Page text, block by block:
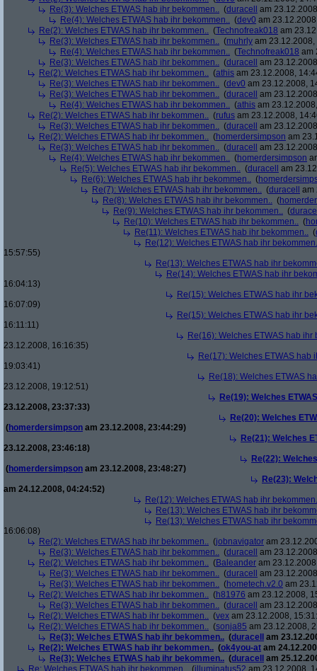
Re(3): Welches ETWAS hab ihr bekommen.. (duracell
am
Re(4): Welches ETWAS hab ihr bekommen.. (dev0 am
Re(2): Welches ETWAS hab ihr bekommen.. (Technofreak018 am
Re(3): Welches ETWAS hab ihr bekommen.. (muhrly am
Re(4): Welches ETWAS hab ihr bekommen.. (Technofreak018 am
Re(3): Welches ETWAS hab ihr bekommen.. (duracell
am
Re(2): Welches ETWAS hab ihr bekommen.. (athis am 23.12.2008,
Re(3): Welches ETWAS hab ihr bekommen.. (dev0 am 23.12.2008,
Re(3): Welches ETWAS hab ihr bekommen.. (duracell
am
Re(4): Welches ETWAS hab ihr bekommen.. (athis am
Re(2): Welches ETWAS hab ihr bekommen.. (rufus am 23.12.2008,
Re(3): Welches ETWAS hab ihr bekommen.. (duracell
am
Re(2): Welches ETWAS hab ihr bekommen.. (homerdersimpson am
Re(3): Welches ETWAS hab ihr bekommen.. (duracell
am
Re(4): Welches ETWAS hab ihr bekommen.. (homerdersimpson
Re(5): Welches ETWAS hab ihr bekommen.. (duracell
am
Re(6): Welches ETWAS hab ihr bekommen.. (
Re(7): Welches ETWAS hab ihr bekommen.. (duracell
am
Re(8): Welches ETWAS hab ihr bekommen.. (
Re(9): Welches ETWAS hab ihr bekommen.. (
Re(10): Welches ETWAS hab ihr bekommen.. (
Re(11): Welches ETWAS hab ihr bekommen.. (
Re(12): Welches ETWAS hab ihr
15:57:55)
Re(13): Welches ETWAS hab ihr
Re(14): Welches ETWAS hab ihr
16:04:13)
Re(15): Welches ETWAS hab ihr
16:07:09)
Re(15): Welches ETWAS hab ihr
16:11:11)
Re(16): Welches ETWAS hab ihr
23.12.2008, 16:16:35)
Re(17): Welches ETWAS hab
19:03:41)
Re(18): Welches ETWAS
23.12.2008, 19:12:51)
Re(19): Welches
23.12.2008, 23:37:33)
Re(20): Welches
(homerdersimpson am 23.12.2008, 23:44:29)
Re(21): Welches
23.12.2008, 23:46:18)
Re(22):
(homerdersimpson am 23.12.2008, 23:48:27)
Re(23):
am 24.12.2008, 04:24:52)
Re(12): Welches ETWAS hab ihr
Re(13): Welches ETWAS hab ihr
Re(13): Welches ETWAS hab ihr
16:06:08)
Re(2): Welches ETWAS hab ihr bekommen.. (jobnavigator am
Re(3): Welches ETWAS hab ihr bekommen.. (duracell
am
Re(2): Welches ETWAS hab ihr bekommen.. (Baleander am
Re(3): Welches ETWAS hab ihr bekommen.. (duracell
am
Re(3): Welches ETWAS hab ihr bekommen.. (hometech.v2.0 am
Re(2): Welches ETWAS hab ihr bekommen.. (h81976 am 23.12.2008,
Re(3): Welches ETWAS hab ihr bekommen.. (duracell
am
Re(2): Welches ETWAS hab ihr bekommen.. (vex am 23.12.2008,
Re(2): Welches ETWAS hab ihr bekommen.. (sonja85 am 23.12.2008,
Re(3): Welches ETWAS hab ihr bekommen.. (duracell
am
Re(2): Welches ETWAS hab ihr bekommen.. (ok4you-at am
Re(3): Welches ETWAS hab ihr bekommen.. (duracell
am
Re: Welches ETWAS hab ihr bekommen..
(illuminatus52 am 23.12.2008,